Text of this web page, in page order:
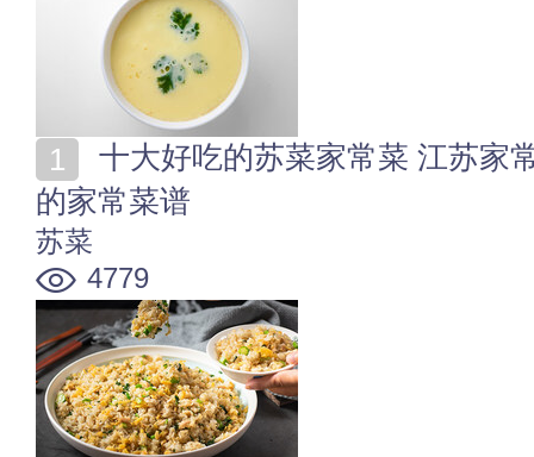
的家常菜谱
苏菜
4779